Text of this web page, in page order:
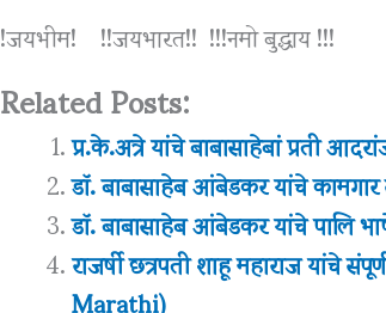
!जयभीम! !!जयभारत!! !!!नमो बुद्धाय !!!
Related Posts:
प्र.के.अत्रे यांचे बाबासाहेबां प्रती
डॉ. बाबासाहेब आंबेडकर यांचे कामगार
डॉ. बाबासाहेब आंबेडकर यांचे पालि
राजर्षी छत्रपती शाहू महाराज यांचे